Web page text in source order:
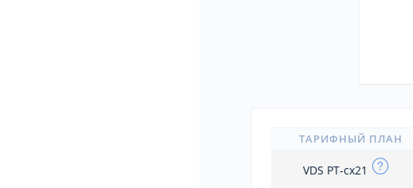
ТАРИФНЫЙ ПЛАН
VDS PT-cx21